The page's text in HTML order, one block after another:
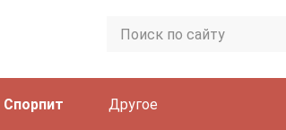
Спорпит Другое